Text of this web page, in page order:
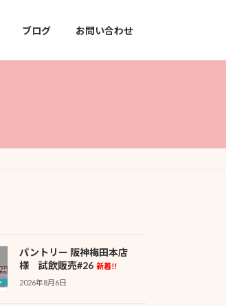
ブログ お問い合わせ
パントリー 阪神梅田本店
様 試飲販売#26 新着!!
2026年8月6日